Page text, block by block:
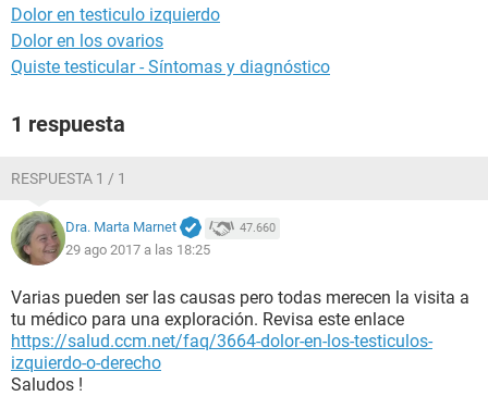
Dolor en testiculo izquierdo
Dolor en los ovarios
Quiste testicular - Síntomas y diagnóstico
1 respuesta
RESPUESTA 1 / 1
Dra. Marta Marnet 47.660
29 ago 2017 a las 18:25
Varias pueden ser las causas pero todas merecen la visita a
tu médico para una exploración. Revisa este enlace
https://salud.ccm.net/faq/3664-dolor-en-los-testiculos-
izquierdo-o-derecho
Saludos !